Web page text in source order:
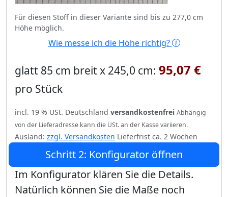
Für diesen Stoff in dieser Variante sind bis zu 277,0 cm
Höhe möglich.
Wie messe ich die Höhe richtig?
glatt 85 cm breit x 245,0 cm: 95,07 €
pro Stück
incl. 19 % USt. Deutschland versandkostenfrei Abhängig
von der Lieferadresse kann die USt. an der Kasse variieren.
Ausland: zzgl. Versandkosten Lieferfrist ca. 2 Wochen
Schritt 2: Konfigurator öffnen
Im Konfigurator klären Sie die Details.
Natürlich können Sie die Maße noch